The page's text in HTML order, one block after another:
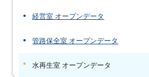
経営室 オープンデータ
管路保全室 オープンデータ
水再生室 オープンデータ